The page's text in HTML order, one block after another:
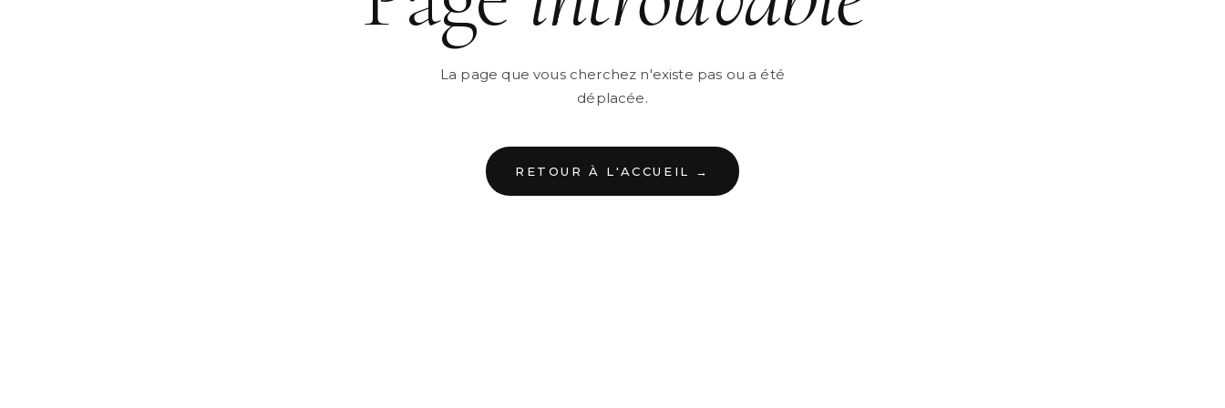
La page que vous cherchez n'existe pas ou a été
déplacée.
RETOUR À L'ACCUEIL →